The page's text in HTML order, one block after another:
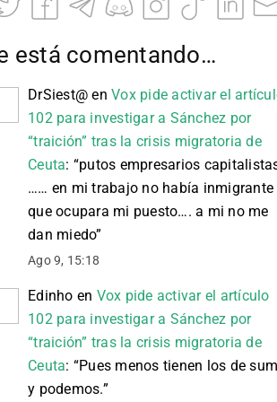
está comentando…
DrSiest@ en Vox pide activar el
102 para investigar a Sánchez por
“traición” tras la crisis migratoria de
Ceuta: “putos empresarios
…… en mi trabajo no había inmigrante
que ocupara mi puesto…. a mi no me
dan miedo”
Ago 9, 15:18
Edinho en Vox pide activar el artículo
102 para investigar a Sánchez por
“traición” tras la crisis migratoria de
Ceuta: “Pues menos tienen los de
y podemos.”